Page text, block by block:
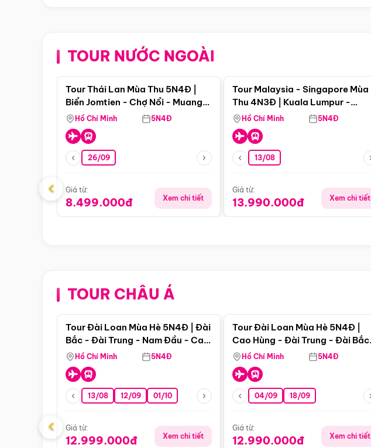
TOUR NƯỚC NGOÀI
Điểm nổi bật
Tour Thái Lan Mùa Thu 5N4Đ |
Biển Jomtien - Chợ Nổi - Muang
Boran - Suanthai
Hồ Chí Minh 5N4Đ
26/09
Giá từ:
8.499.000đ Xem chi tiết
Tour Malaysia - Singapore Mùa
Thu 4N3Đ | Kuala Lumpur -
Malacca - Johor Baru -
Singapore
Hồ Chí Minh 5N4Đ
13/08
Giá từ:
13.990.000đ Xem chi tiết
‹
TOUR CHÂU ÁĐiểm nổi bật
Tour Đài Loan Mùa Hè 5N4Đ | Đài
Bắc - Đài Trung - Nam Đầu - Cao
Hùng ( Bay Vn)
Hồ Chí Minh 5N4Đ
13/08 12/09 01/10
Giá từ:
12.999.000đ Xem chi tiết
Tour Đài Loan Mùa Hè 5N4Đ |
Cao Hùng - Đài Trung - Đài Bắc
(Bay Vj)
Hồ Chí Minh 5N4Đ
04/09 18/09
Giá từ:
12.990.000đ Xem chi tiết
‹